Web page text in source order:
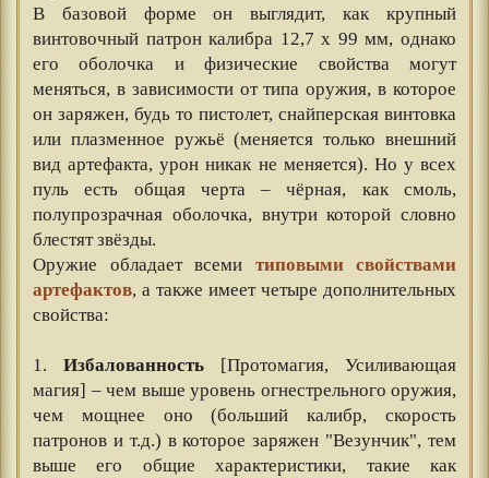
В базовой форме он выглядит, как крупный
винтовочный патрон калибра 12,7 х 99 мм, однако
его оболочка и физические свойства могут
меняться, в зависимости от типа оружия, в которое
он заряжен, будь то пистолет, снайперская винтовка
или плазменное ружьё (меняется только внешний
вид артефакта, урон никак не меняется). Но у всех
пуль есть общая черта – чёрная, как смоль,
полупрозрачная оболочка, внутри которой словно
блестят звёзды.
Оружие обладает всеми типовыми свойствами
артефактов, а также имеет четыре дополнительных
свойства:
1. Избалованность [Протомагия, Усиливающая
магия] – чем выше уровень огнестрельного оружия,
чем мощнее оно (больший калибр, скорость
патронов и т.д.) в которое заряжен "Везунчик", тем
выше его общие характеристики, такие как